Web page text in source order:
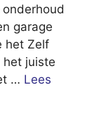
garage
het Zelf
het juiste
… Lees